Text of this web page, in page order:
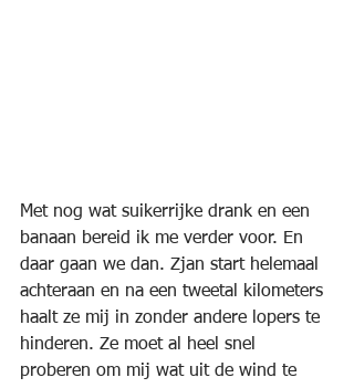
Met nog wat suikerrijke drank en een
banaan bereid ik me verder voor. En
daar gaan we dan. Zjan start helemaal
achteraan en na een tweetal kilometers
haalt ze mij in zonder andere lopers te
hinderen. Ze moet al heel snel
proberen om mij wat uit de wind te